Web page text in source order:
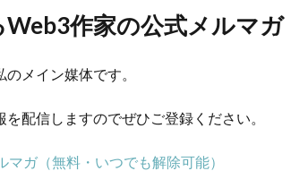
Web3作家の公式メルマガ
のメイン媒体です。
を配信しますのでぜひご登録ください。
マガ（無料・いつでも解除可能）